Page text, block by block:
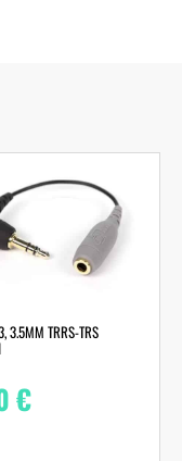
3.5MM TRRS-TRS
€